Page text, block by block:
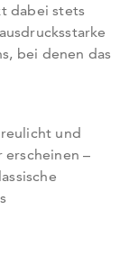
dabei stets
bei denen das
und
erscheinen –